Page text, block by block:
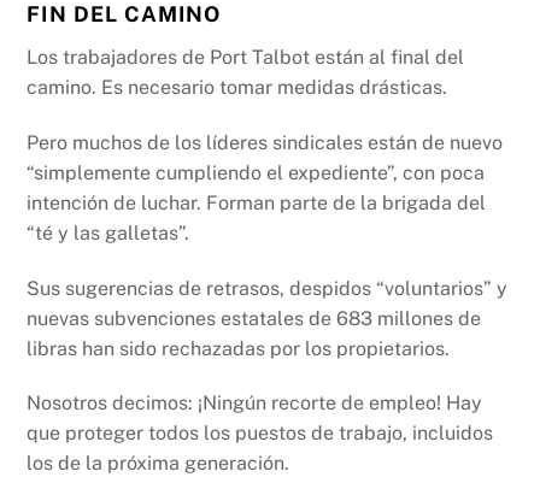
FIN DEL CAMINO
Los trabajadores de Port Talbot están al final del
camino. Es necesario tomar medidas drásticas.
Pero muchos de los líderes sindicales están de nuevo
“simplemente cumpliendo el expediente”, con poca
intención de luchar. Forman parte de la brigada del
“té y las galletas”.
Sus sugerencias de retrasos, despidos “voluntarios” y
nuevas subvenciones estatales de 683 millones de
libras han sido rechazadas por los propietarios.
Nosotros decimos: ¡Ningún recorte de empleo! Hay
que proteger todos los puestos de trabajo, incluidos
los de la próxima generación.